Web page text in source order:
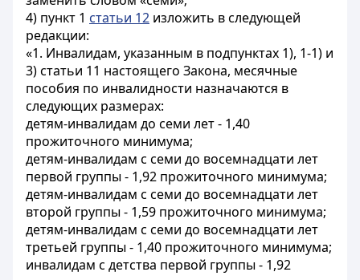
4) пункт 1 статьи 12 изложить в следующей
редакции:
«1. Инвалидам, указанным в подпунктах 1), 1-1) и
3) статьи 11 настоящего Закона, месячные
пособия по инвалидности назначаются в
следующих размерах:
детям-инвалидам до семи лет - 1,40
прожиточного минимума;
детям-инвалидам с семи до восемнадцати лет
первой группы - 1,92 прожиточного минимума;
детям-инвалидам с семи до восемнадцати лет
второй группы - 1,59 прожиточного минимума;
детям-инвалидам с семи до восемнадцати лет
третьей группы - 1,40 прожиточного минимума;
инвалидам с детства первой группы - 1,92